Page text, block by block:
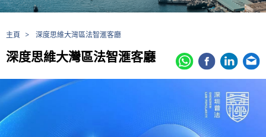
主頁 > 深度思維大灣區法智滙客廳
深度思維大灣區法智滙客廳